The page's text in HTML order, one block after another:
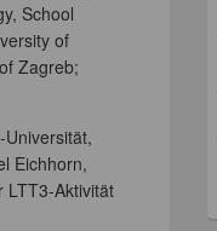
School
of
Zagreb;
Eichhorn,
LTT3-Aktivität